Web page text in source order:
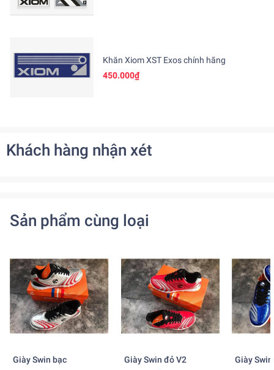
Khăn Xiom XST Exos chính hãng
450.000₫
Khách hàng nhận xét
Sản phẩm cùng loại
Giày Swin bạc
Giày Swin đỏ V2
Giày